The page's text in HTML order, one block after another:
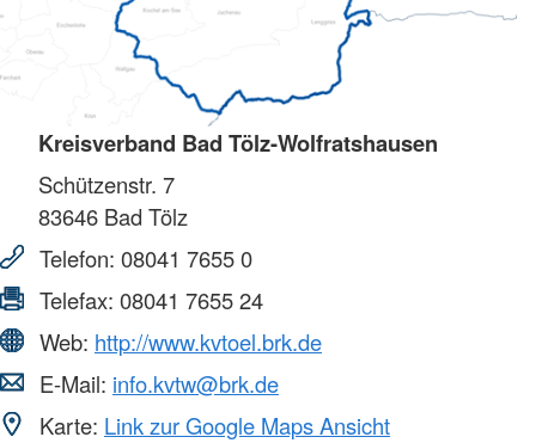
Kreisverband Bad Tölz-Wolfratshausen
Schützenstr. 7
83646 Bad Tölz
Telefon: 08041 7655 0
Telefax: 08041 7655 24
Web: http://www.kvtoel.brk.de
E-Mail: info.kvtw@brk.de
Karte: Link zur Google Maps Ansicht